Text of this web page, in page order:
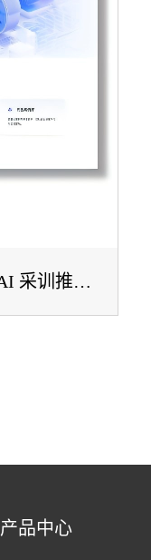
面向复杂工业场景的云边协同 AI 采训推一体化平台
产品中心